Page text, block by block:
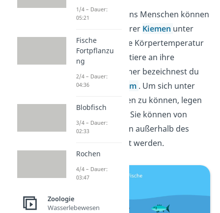
Im Gegensatz zu uns Menschen können
Fische aufgrund ihrer Kiemen unter
Wasser atmen. Ihre Körpertemperatur
passen die Wassertiere an ihre
Umgebung an. Daher bezeichnest du
sie alswechselwarm . Um sich unter
Wasser fortpflanzen zu können, legen
die Weibchen Eier. Sie können von
männlichen Fischen außerhalb des
Körpers befruchtet werden.
1/4 – Dauer:
05:21
Fische
Fortpflanzu
ng
2/4 – Dauer:
04:36
Blobfisch
3/4 – Dauer:
02:33
Rochen
4/4 – Dauer:
03:47
Zoologie
Wasserlebewesen